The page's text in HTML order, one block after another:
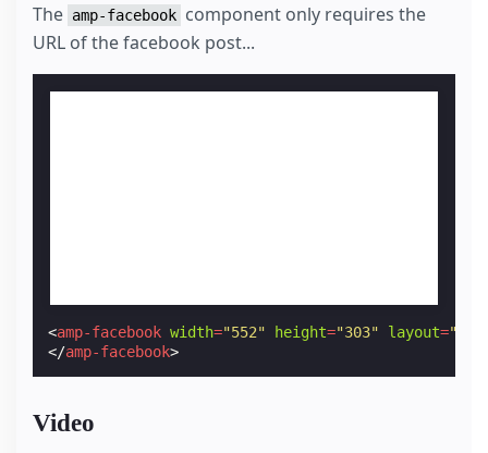
The amp-facebook component only requires the
URL of the facebook post...
<amp-facebook width="552" height="303" layout=
</amp-facebook>
Video